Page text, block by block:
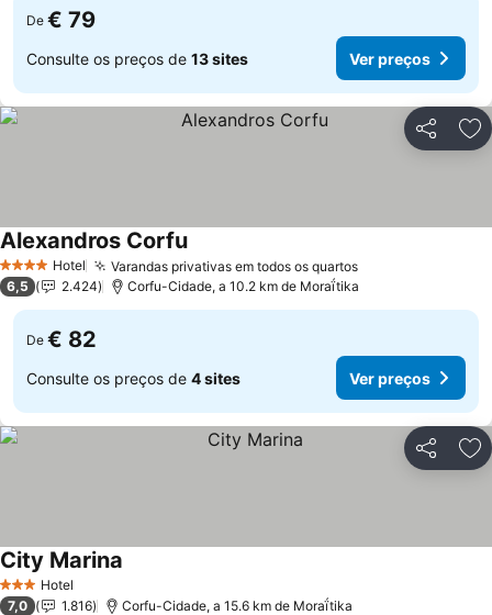
De € 79
Consulte os preços de 13 sites Ver preços
Partilhar
4 EstrelasHotel Varandas privativas em todos os quartosVer preços
Alexandros CorfuVer preços
6,5 2.424 Corfu-Cidade, a 10.2 km de Moraḯtika
De € 82
Consulte os preços de 4 sites Ver preços
Partilhar
3 EstrelasHotel
City Marina
7,0 1.816 Corfu-Cidade, a 15.6 km de Moraḯtika